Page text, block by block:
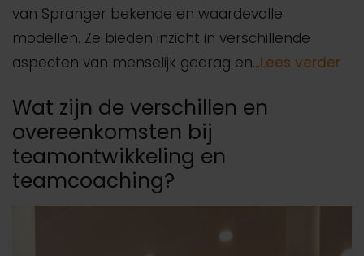
van Spranger bekende en waardevolle
modellen. Ze bieden inzicht in verschillende
aspecten van menselijk gedrag en…Lees verder
Wat zijn de verschillen en
overeenkomsten bij
teamontwikkeling en
teamcoaching?